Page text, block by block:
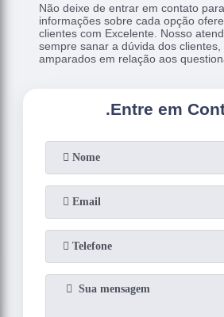
Não deixe de entrar em contato
informações sobre cada opção
clientes com Excelente. Nosso
sempre sanar a dúvida dos
amparados em relação aos
.Entre em